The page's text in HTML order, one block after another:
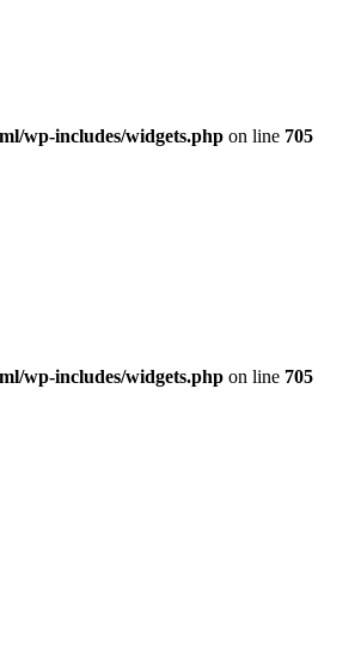
wp-includes/widgets.php on line 705
wp-includes/widgets.php on line 705